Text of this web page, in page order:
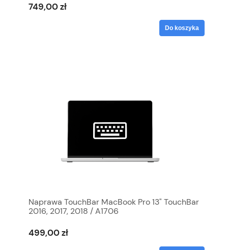
749,00 zł
Do koszyka
Naprawa TouchBar MacBook Pro 13" TouchBar
2016, 2017, 2018 / A1706
499,00 zł